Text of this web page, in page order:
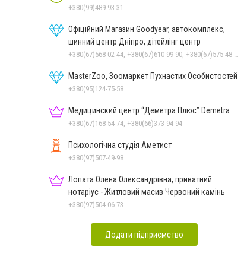
+380(99)489-93-31
Офіційний Магазин Goodyear, автокомплекс,
шинний центр Дніпро, дітейлінг центр
MasterZoo, Зоомаркет Пухнастих Особистостей
+380(95)124-75-58
Медицинский центр “Деметра Плюс” Demetra
+380(67)168-54-74, +380(66)373-94-94
Психологічна студія Аметист
+380(97)507-49-98
Лопата Олена Олександрівна, приватний
нотаріус - Житловий масив Червоний камінь
+380(97)504-06-73
Додати підприємство